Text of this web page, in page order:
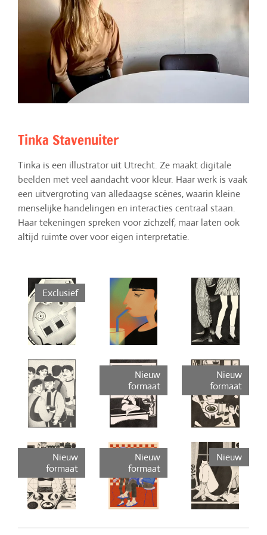
Tinka Stavenuiter
Tinka is een illustrator uit Utrecht. Ze maakt digitale
beelden met veel aandacht voor kleur. Haar werk is vaak
een uitvergroting van alledaagse scènes, waarin kleine
menselijke handelingen en interacties centraal staan.
Haar tekeningen spreken voor zichzelf, maar laten ook
altijd ruimte over voor eigen interpretatie.
Exclusief
Nieuw
formaat
Nieuw
formaat
Nieuw
formaat
Nieuw
formaat
Nieuw